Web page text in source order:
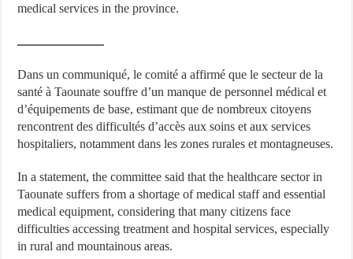
medical services in the province.
ــــــــــــــــــــــ
Dans un communiqué, le comité a affirmé que le secteur de la
santé à Taounate souffre d’un manque de personnel médical et
d’équipements de base, estimant que de nombreux citoyens
rencontrent des difficultés d’accès aux soins et aux services
hospitaliers, notamment dans les zones rurales et montagneuses.
In a statement, the committee said that the healthcare sector in
Taounate suffers from a shortage of medical staff and essential
medical equipment, considering that many citizens face
difficulties accessing treatment and hospital services, especially
in rural and mountainous areas.